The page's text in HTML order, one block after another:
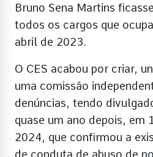
Bruno Sena Martins
todos os cargos que
abril de 2023.
O CES acabou por criar,
uma comissão
denúncias, tendo
quase um ano depois, em
2024, que confirmou a
de conduta de abuso de